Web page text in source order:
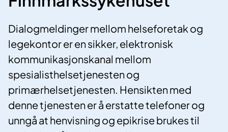
Dialogmeldinger mellom helseforetak og
legekontor er en sikker, elektronisk
kommunikasjonskanal mellom
spesialisthelsetjenesten og
primærhelsetjenesten. Hensikten med
denne tjenesten er å erstatte telefoner og
unngå at henvisning og epikrise brukes til